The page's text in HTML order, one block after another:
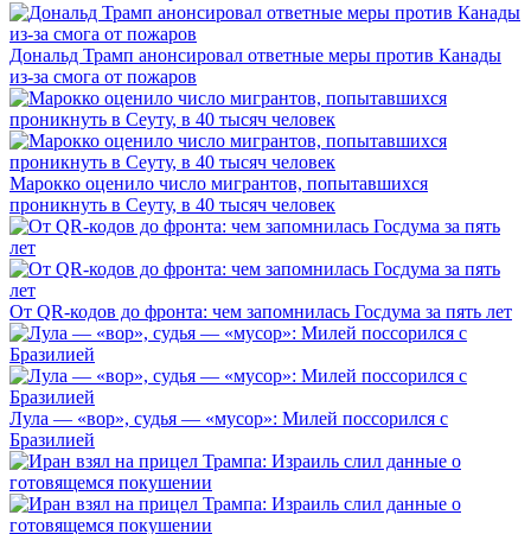
Дональд Трамп анонсировал ответные меры против Канады
из-за смога от пожаров
Марокко оценило число мигрантов, попытавшихся
проникнуть в Сеуту, в 40 тысяч человек
От QR-кодов до фронта: чем запомнилась Госдума за пять лет
Лула — «вор», судья — «мусор»: Милей поссорился с
Бразилией